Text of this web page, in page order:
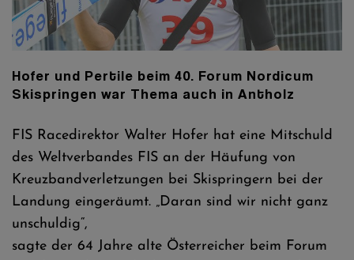
S. Leyhe
Hofer und Pertile beim 40. Forum Nordicum
Skispringen war Thema auch in Antholz
FIS Racedirektor Walter Hofer hat eine Mitschuld
des Weltverbandes FIS an der Häufung von
Kreuzbandverletzungen bei Skispringern bei der
Landung eingeräumt. „Daran sind wir nicht ganz
unschuldig“,
sagte der 64 Jahre alte Österreicher beim Forum